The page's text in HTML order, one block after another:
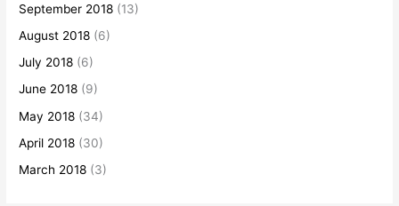
September 2018 (13)
August 2018 (6)
July 2018 (6)
June 2018 (9)
May 2018 (34)
April 2018 (30)
March 2018 (3)